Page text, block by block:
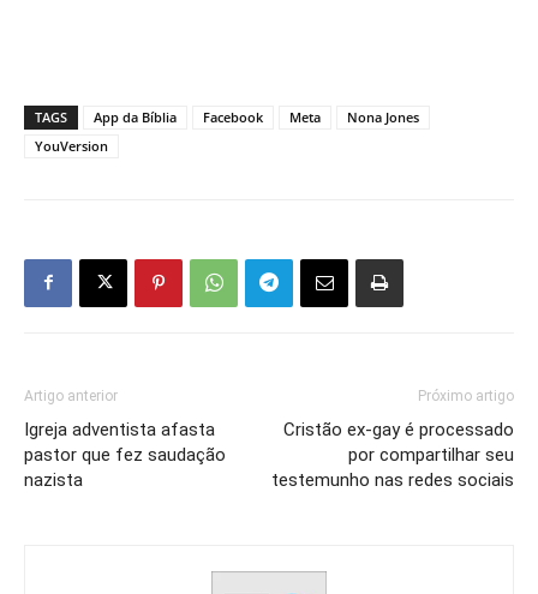
TAGS App da Bíblia Facebook Meta
Nona Jones
YouVersion
Artigo anterior
Igreja adventista afasta
pastor que fez saudação
nazista
Próximo artigo
Cristão ex-gay é processado
por compartilhar seu
testemunho nas redes sociais